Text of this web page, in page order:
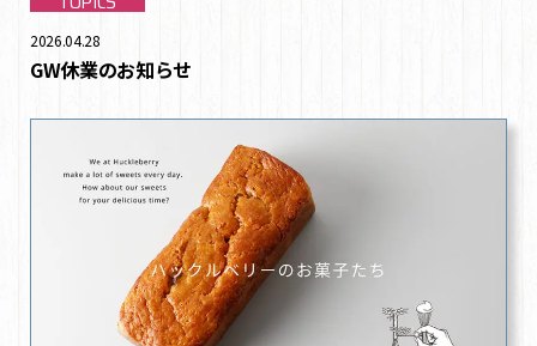
2026.04.28
GW休業のお知らせ